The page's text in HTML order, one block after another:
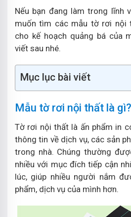
Nếu bạn đang làm trong lĩnh
muốn tìm các mẫu tờ rơi nội
cho kế hoạch quảng bá của
viết sau nhé.
Mục lục bài viết
Mẫu tờ rơi nội thất là gì?
Tờ rơi nội thất là ấn phẩm in
thông tin về dịch vụ, các sản
trong nhà. Chúng thường
nhiều với mục đích tiếp cận
lúc, giúp nhiều người nắm
phẩm, dịch vụ của mình hơn.